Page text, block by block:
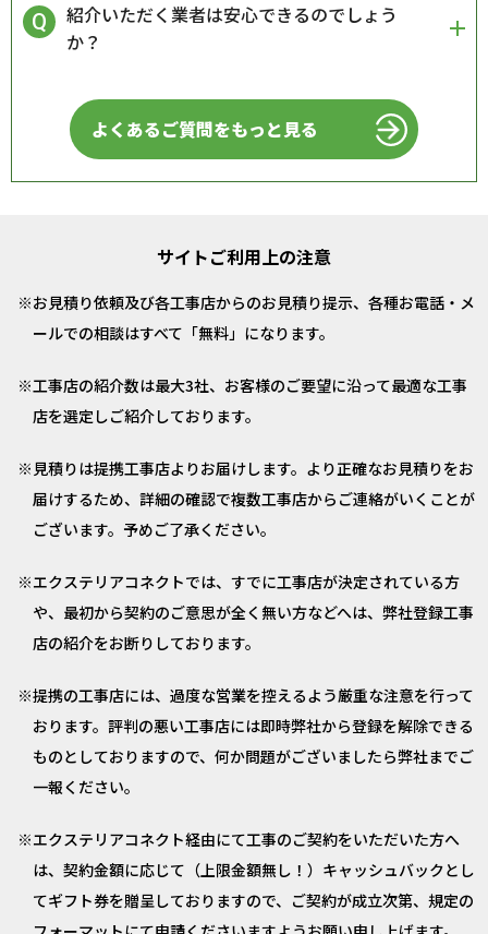
紹介いただく業者は安心できるのでしょう
か？
よくあるご質問をもっと見る
サイトご利用上の注意
お見積り依頼及び各工事店からのお見積り提示、各種お電話・メ
ールでの相談はすべて「無料」になります。
工事店の紹介数は最大3社、お客様のご要望に沿って最適な工事
店を選定しご紹介しております。
見積りは提携工事店よりお届けします。より正確なお見積りをお
届けするため、詳細の確認で複数工事店からご連絡がいくことが
ございます。予めご了承ください。
エクステリアコネクトでは、すでに工事店が決定されている方
や、最初から契約のご意思が全く無い方などへは、弊社登録工事
店の紹介をお断りしております。
提携の工事店には、過度な営業を控えるよう厳重な注意を行って
おります。評判の悪い工事店には即時弊社から登録を解除できる
ものとしておりますので、何か問題がございましたら弊社までご
一報ください。
エクステリアコネクト経由にて工事のご契約をいただいた方へ
は、契約金額に応じて（上限金額無し！）キャッシュバックとし
てギフト券を贈呈しておりますので、ご契約が成立次第、規定の